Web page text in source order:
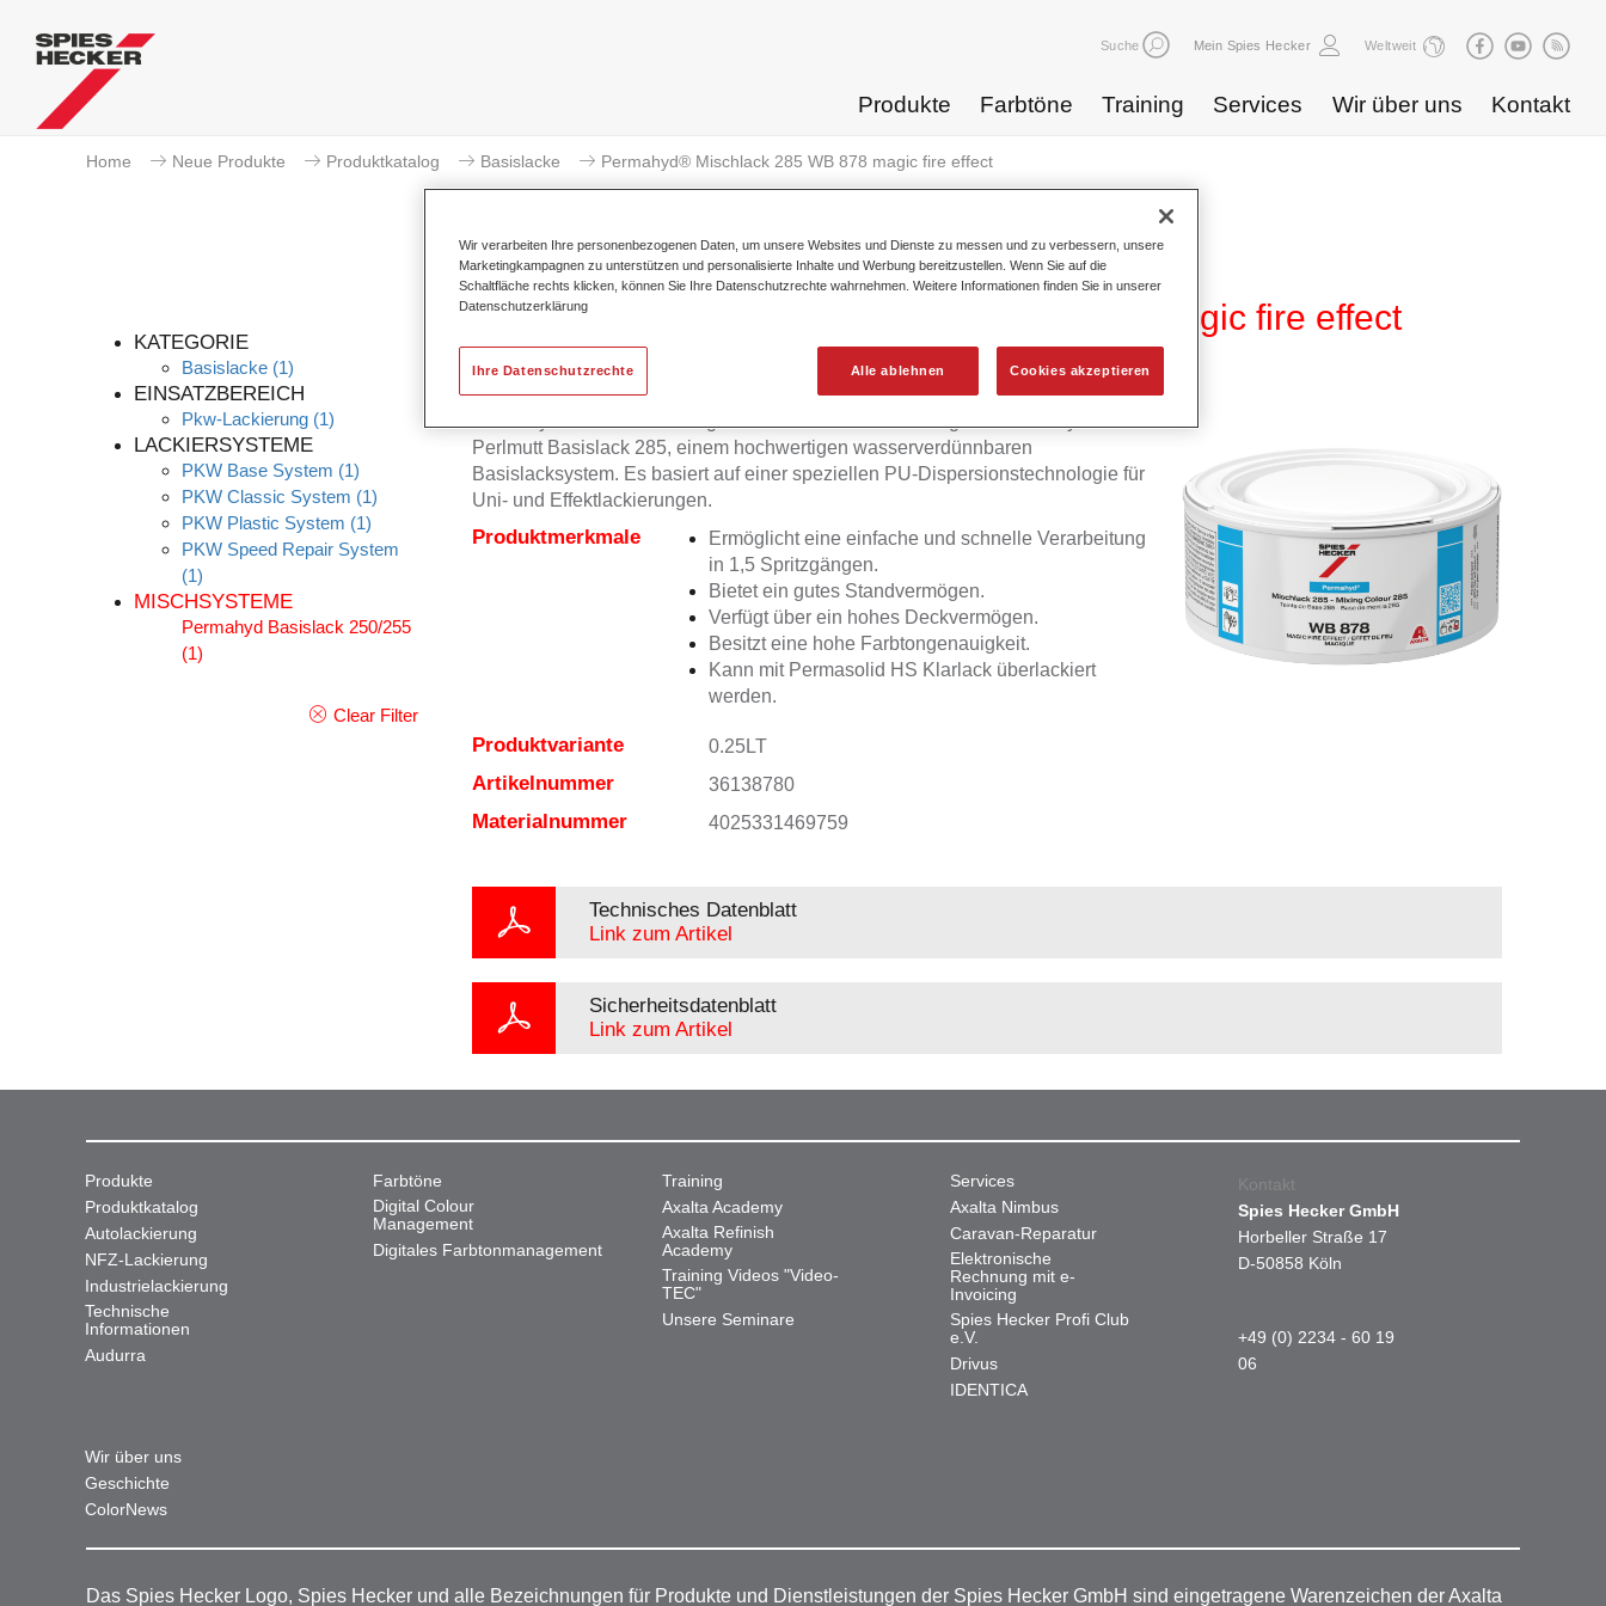
Suche Mein Spies Hecker Weltweit
Produkte Farbtöne Training Services Wir über uns Kontakt
Home Neue Produkte Produktkatalog Basislacke Permahyd® Mischlack 285 WB 878 magic fire effect
KATEGORIE
Basislacke (1)
EINSATZBEREICH
Pkw-Lackierung (1)
LACKIERSYSTEME
PKW Base System (1)
PKW Classic System (1)
PKW Plastic System (1)
PKW Speed Repair System
(1)
MISCHSYSTEME
Permahyd Basislack 250/255
(1)
Clear Filter
Permahyd® Mischlack 285 WB 878 magic fire effect
Perlmutt Basislack 285, einem hochwertigen wasserverdünnbaren
Basislacksystem. Es basiert auf einer speziellen PU-Dispersionstechnologie für
Uni- und Effektlackierungen.
Produktmerkmale
Ermöglicht eine einfache und schnelle Verarbeitung
in 1,5 Spritzgängen.
Bietet ein gutes Standvermögen.
Verfügt über ein hohes Deckvermögen.
Besitzt eine hohe Farbtongenauigkeit.
Kann mit Permasolid HS Klarlack überlackiert
werden.
Produktvariante 0.25LT
Artikelnummer 36138780
Materialnummer 4025331469759
Technisches Datenblatt
Link zum Artikel
Sicherheitsdatenblatt
Link zum Artikel
Produkte
Produktkatalog
Autolackierung
NFZ-Lackierung
Industrielackierung
Technische
Informationen
Audurra
Farbtöne
Digital Colour
Management
Digitales Farbtonmanagement
Training
Axalta Academy
Axalta Refinish
Academy
Training Videos "Video-
TEC"
Unsere Seminare
Services
Axalta Nimbus
Caravan-Reparatur
Elektronische
Rechnung mit e-
Invoicing
Spies Hecker Profi Club
e.V.
Drivus
IDENTICA
Wir über uns
Geschichte
ColorNews
Kontakt
Spies Hecker GmbH
Horbeller Straße 17
D-50858 Köln
+49 (0) 2234 - 60 19
06
Das Spies Hecker Logo, Spies Hecker und alle Bezeichnungen für Produkte und Dienstleistungen der Spies Hecker GmbH sind eingetragene Warenzeichen der Axalta
Wir verarbeiten Ihre personenbezogenen Daten, um unsere Websites und Dienste zu messen und zu verbessern, unsere
Marketingkampagnen zu unterstützen und personalisierte Inhalte und Werbung bereitzustellen. Wenn Sie auf die
Schaltfläche rechts klicken, können Sie Ihre Datenschutzrechte wahrnehmen. Weitere Informationen finden Sie in unserer
Datenschutzerklärung
Alle ablehnen Cookies akzeptieren
Ihre Datenschutzrechte